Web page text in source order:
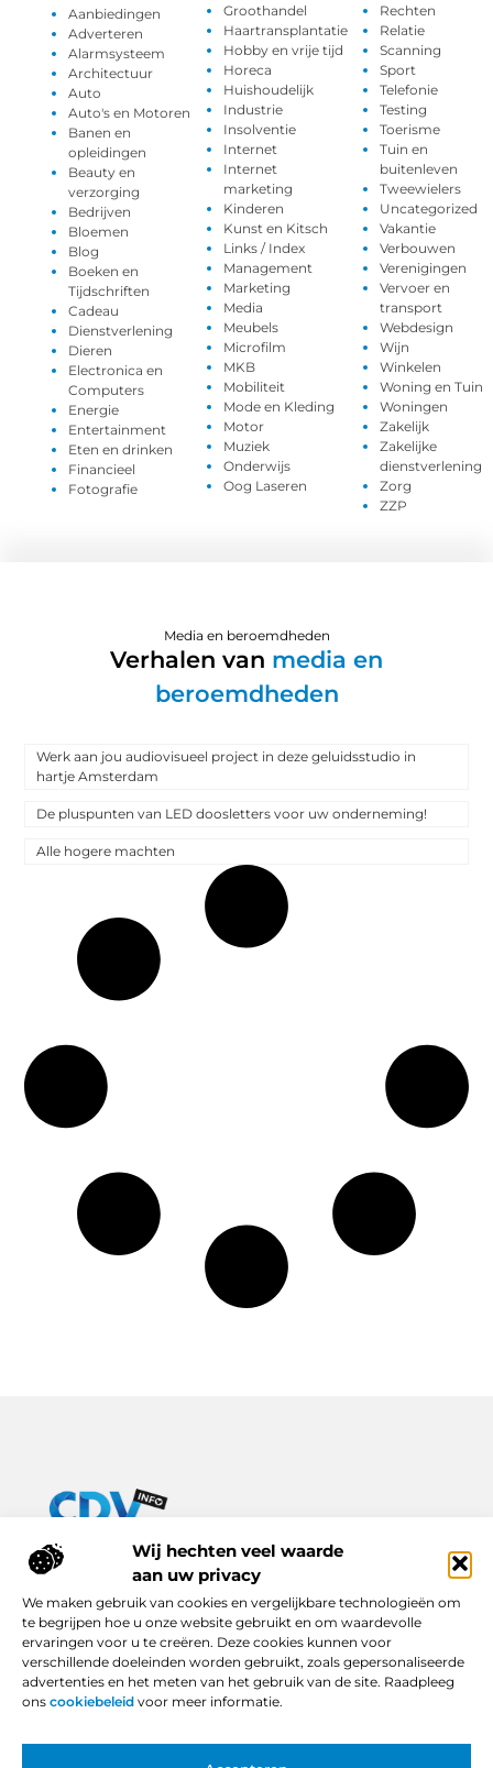
Wij hechten veel waarde
aan uw privacy
We maken gebruik van cookies en vergelijkbare technologieën om
te begrijpen hoe u onze website gebruikt en om waardevolle
ervaringen voor u te creëren. Deze cookies kunnen voor
verschillende doeleinden worden gebruikt, zoals gepersonaliseerde
advertenties en het meten van het gebruik van de site. Raadpleeg
ons cookiebeleid voor meer informatie.
Aanbiedingen
Adverteren
Alarmsysteem
Architectuur
Auto
Auto's en Motoren
Banen en
opleidingen
Beauty en
verzorging
Bedrijven
Bloemen
Blog
Boeken en
Tijdschriften
Cadeau
Dienstverlening
Dieren
Electronica en
Computers
Energie
Entertainment
Eten en drinken
Financieel
Fotografie
Groothandel
Haartransplantatie
Hobby en vrije tijd
Horeca
Huishoudelijk
Industrie
Insolventie
Internet
Internet
marketing
Kinderen
Kunst en Kitsch
Links / Index
Management
Marketing
Media
Meubels
Microfilm
MKB
Mobiliteit
Mode en Kleding
Motor
Muziek
Onderwijs
Oog Laseren
Rechten
Relatie
Scanning
Sport
Telefonie
Testing
Toerisme
Tuin en
buitenleven
Tweewielers
Uncategorized
Vakantie
Verbouwen
Verenigingen
Vervoer en
transport
Webdesign
Wijn
Winkelen
Woning en Tuin
Woningen
Zakelijk
Zakelijke
dienstverlening
Zorg
ZZP
Media en beroemdheden
Verhalen van media en
beroemdheden
Werk aan jou audiovisueel project in deze geluidsstudio in
hartje Amsterdam
De pluspunten van LED doosletters voor uw onderneming!
Alle hogere machten
Van praktische tips tot inspirerende verhalen – alles op Cdv-
Ontdek een breed scala aan blogs en artikelen die je dagelijks
leven verrijken, van handige adviezen tot boeiende inzichten.
Bericht categorie
Onze informatie